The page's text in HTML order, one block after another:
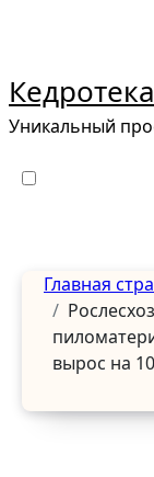
Кедротека
Уникальный
Главная
вырос на